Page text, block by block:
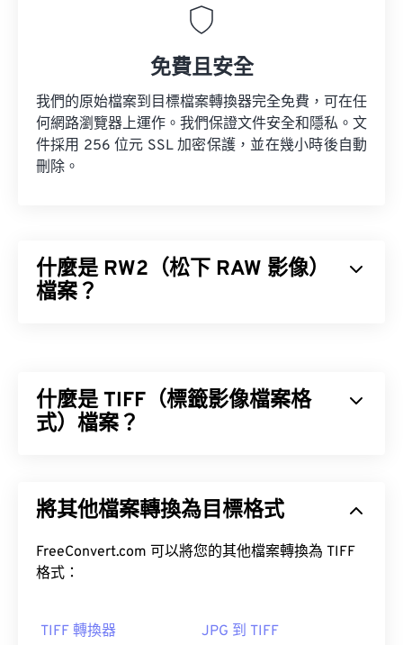
免費且安全
我們的原始檔案到目標檔案轉換器完全免費，可在任
何網路瀏覽器上運作。我們保證文件安全和隱私。文
件採用 256 位元 SSL 加密保護，並在幾小時後自動
刪除。
什麼是 RW2（松下 RAW 影像）
檔案？
RW2 等 RAW 檔案（以及其他 RAW 格式）為攝影師
和影像編輯人員提供了對影像檔案處理的完全控制
權，這是使用 RW2 的主要優勢和好處。
開啟 RW2 的預設程式是松下公司的
(Windows) 和 macOS 系統上，請使用 Adobe 產品，
例如 Photoshop
跨平台且免費的。
什麼是 TIFF（標籤影像檔案格
式）檔案？
廣告和桌面出版。
容器
如何開啟 TIFF 檔案？
將其他檔案轉換為目標格式
FreeConvert.com 可以將您的其他檔案轉換為 TIFF
格式：
TIFF 轉換器 JPG 到 TIFF